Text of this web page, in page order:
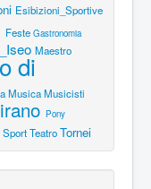
Esibizioni_Sportive
Feste Gastronomia
Maestro
di
MusicaMusicisti
Pony
SportTeatroTornei